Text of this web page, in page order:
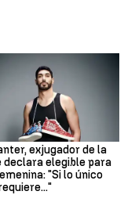
exjugador de la
declara elegible para
"Si lo único